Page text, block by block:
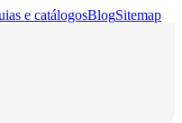
e catálogosBlogSitemap